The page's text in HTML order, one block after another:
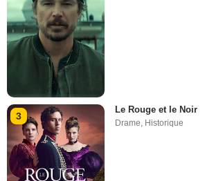
3
Le Rouge et le Noir
Drame, Historique